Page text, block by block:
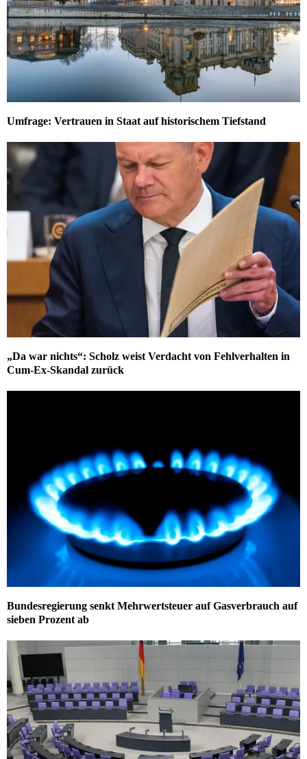
Umfrage: Vertrauen in Staat auf historischem Tiefstand
„Da war nichts“: Scholz weist Verdacht von Fehlverhalten in
Cum-Ex-Skandal zurück
Bundesregierung senkt Mehrwertsteuer auf Gasverbrauch auf
sieben Prozent ab